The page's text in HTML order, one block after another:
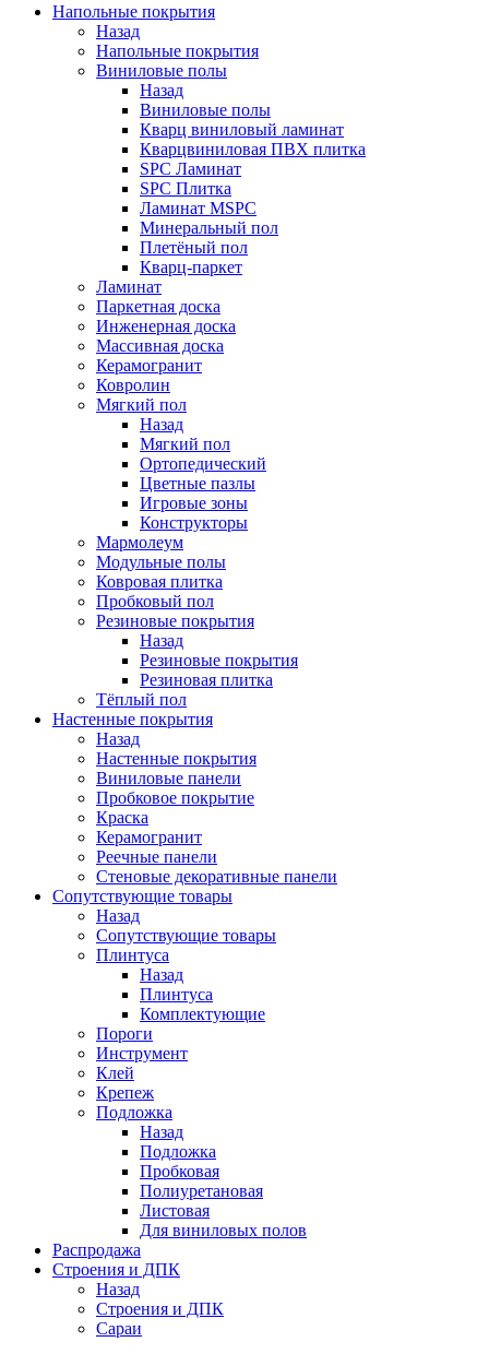
Напольные покрытия
Назад
Напольные покрытия
Виниловые полы
Назад
Виниловые полы
Кварц виниловый ламинат
Кварцвиниловая ПВХ плитка
SPC Ламинат
SPC Плитка
Ламинат MSPC
Минеральный пол
Плетёный пол
Кварц-паркет
Ламинат
Паркетная доска
Инженерная доска
Массивная доска
Керамогранит
Ковролин
Мягкий пол
Назад
Мягкий пол
Ортопедический
Цветные пазлы
Игровые зоны
Конструкторы
Мармолеум
Модульные полы
Ковровая плитка
Пробковый пол
Резиновые покрытия
Назад
Резиновые покрытия
Резиновая плитка
Тёплый пол
Настенные покрытия
Назад
Настенные покрытия
Виниловые панели
Пробковое покрытие
Краска
Керамогранит
Реечные панели
Стеновые декоративные панели
Сопутствующие товары
Назад
Сопутствующие товары
Плинтуса
Назад
Плинтуса
Комплектующие
Пороги
Инструмент
Клей
Крепеж
Подложка
Назад
Подложка
Пробковая
Полиуретановая
Листовая
Для виниловых полов
Распродажа
Строения и ДПК
Назад
Строения и ДПК
Сараи